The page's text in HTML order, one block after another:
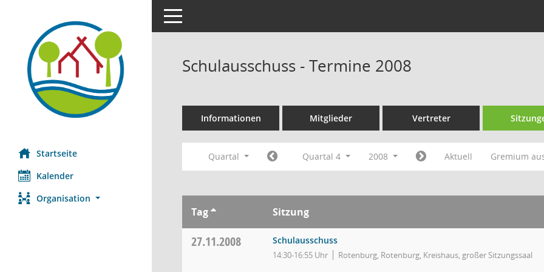
Startseite
Kalender
Organisation
Toggle navigation
Schulausschuss - Termine 2008
Informationen Mitglieder Vertreter
Quartal Quartal 4 2008 Aktuell Gremium
Tag Sitzung
27.11.2008 Schulausschuss
14:30-16:55 Uhr Rotenburg, Rotenburg, Kreishaus, großer Sitzungssaal